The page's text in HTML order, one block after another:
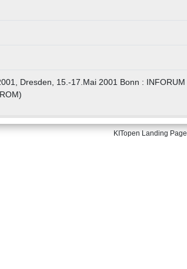
Dresden, 15.-17.Mai 2001 Bonn : INFORUM
KITopen Landing Page